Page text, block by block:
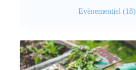
Evènementiel(18)